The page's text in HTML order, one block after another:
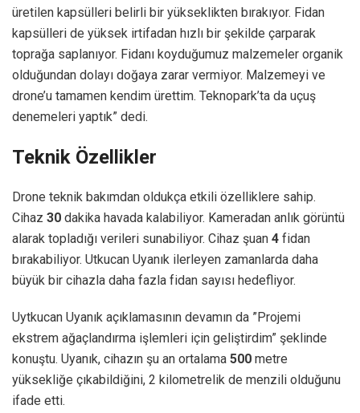
üretilen kapsülleri belirli bir yükseklikten bırakıyor. Fidan
kapsülleri de yüksek irtifadan hızlı bir şekilde çarparak
toprağa saplanıyor. Fidanı koyduğumuz malzemeler organik
olduğundan dolayı doğaya zarar vermiyor. Malzemeyi ve
drone’u tamamen kendim ürettim. Teknopark’ta da uçuş
denemeleri yaptık” dedi.
Teknik Özellikler
Drone teknik bakımdan oldukça etkili özelliklere sahip.
Cihaz 30 dakika havada kalabiliyor. Kameradan anlık görüntü
alarak topladığı verileri sunabiliyor. Cihaz şuan 4 fidan
bırakabiliyor. Utkucan Uyanık ilerleyen zamanlarda daha
büyük bir cihazla daha fazla fidan sayısı hedefliyor.
Uytkucan Uyanık açıklamasının devamın da ”Projemi
ekstrem ağaçlandırma işlemleri için geliştirdim” şeklinde
konuştu. Uyanık, cihazın şu an ortalama 500 metre
yüksekliğe çıkabildiğini, 2 kilometrelik de menzili olduğunu
ifade etti.